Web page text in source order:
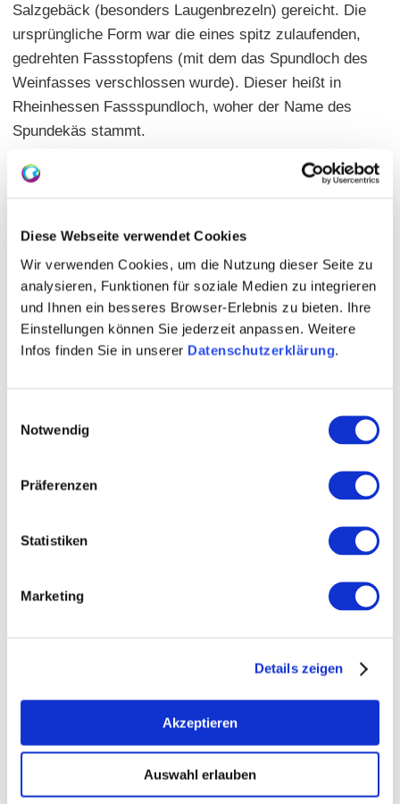
Diese Webseite verwendet Cookies
Wir verwenden Cookies, um die Nutzung dieser Seite zu
analysieren, Funktionen für soziale Medien zu integrieren
und Ihnen ein besseres Browser-Erlebnis zu bieten. Ihre
Einstellungen können Sie jederzeit anpassen. Weitere
Infos finden Sie in unserer Datenschutzerklärung.
Notwendig
Präferenzen
Statistiken
Marketing
Details zeigen
Akzeptieren
Auswahl erlauben
Salzgebäck (besonders Laugenbrezeln) gereicht. Die
ursprüngliche Form war die eines spitz zulaufenden,
gedrehten Fassstopfens (mit dem das Spundloch des
Weinfasses verschlossen wurde). Dieser heißt in
Rheinhessen Fassspundloch, woher der Name des
Spundekäs stammt.
Kontakt
auf Karte anzeigen